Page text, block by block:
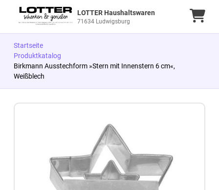
LOTTER Haushaltswaren
71634 Ludwigsburg
Startseite
Produktkatalog
Birkmann Ausstechform »Stern mit Innenstern 6 cm«,
Weißblech